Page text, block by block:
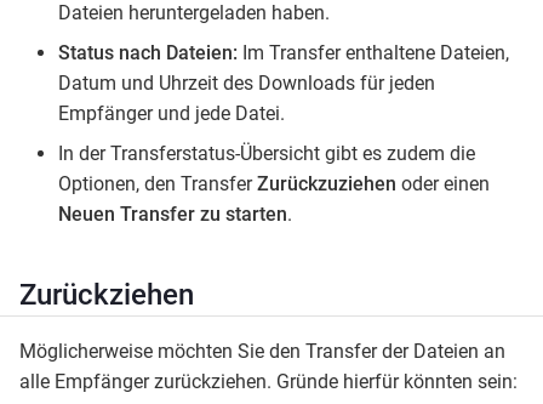
Dateien heruntergeladen haben.
Status nach Dateien: Im Transfer enthaltene Dateien,
Datum und Uhrzeit des Downloads für jeden
Empfänger und jede Datei.
In der Transferstatus-Übersicht gibt es zudem die
Optionen, den TransferZurückzuziehen oder einen
Neuen Transfer zu starten.
Zurückziehen
Möglicherweise möchten Sie den Transfer der Dateien an
alle Empfänger zurückziehen. Gründe hierfür könnten sein: